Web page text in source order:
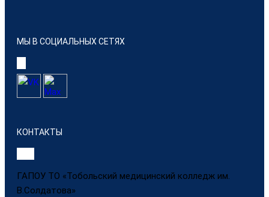
МЫ В СОЦИАЛЬНЫХ СЕТЯХ
КОНТАКТЫ
ГАПОУ ТО «Тобольский медицинский колледж им.
В.Солдатова»